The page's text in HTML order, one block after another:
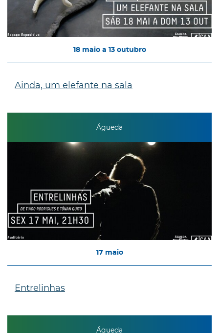
18 maio a 13 outubro
Ainda, um elefante na sala
Águeda
17 maio
Entrelinhas
Águeda